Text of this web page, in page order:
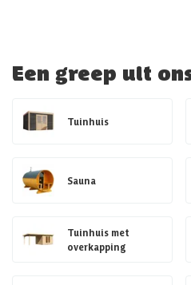
Een greep uit
Tuinhuis
Sauna
Tuinhuis met
overkapping